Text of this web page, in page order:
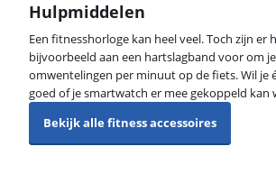
Hulpmiddelen
Een fitnesshorloge kan heel veel. Toch zijn
bijvoorbeeld aan een hartslagband voor om
omwentelingen per minuut op de fiets. Wil je
goed of je smartwatch er mee gekoppeld kan
Bekijk alle fitness accessoires